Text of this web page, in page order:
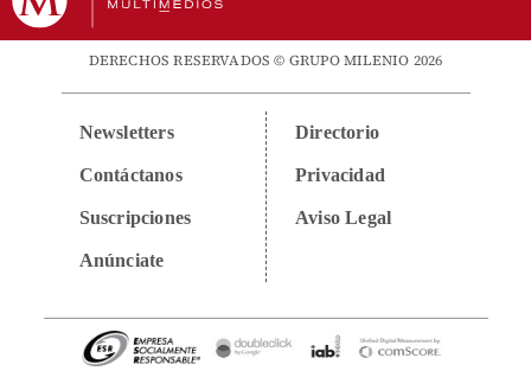
DERECHOS RESERVADOS © GRUPO MILENIO 2026
Newsletters
Contáctanos
Suscripciones
Anúnciate
Directorio
Privacidad
Aviso Legal